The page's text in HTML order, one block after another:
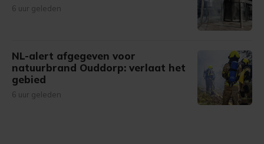
6 uur geleden
NL-alert afgegeven voor
natuurbrand Ouddorp: verlaat het
gebied
6 uur geleden